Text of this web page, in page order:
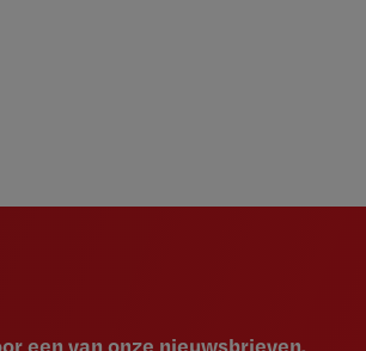
een van onze nieuwsbrieven.